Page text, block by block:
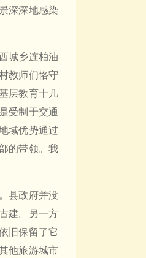
深深地感染
城乡连柏油
教师们恪守
层教育十几
受制于交通
域优势通过
的带领。我
县政府并没
建。另一方
旧保留了它
他旅游城市